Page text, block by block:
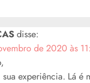
disse:
de 2020 às
experiência. Lá é